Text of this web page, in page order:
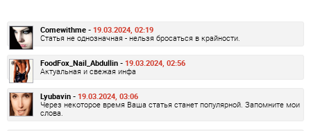
Comewithme - 19.03.2024, 02:19
Статья не однозначная - нельзя бросаться в крайности.
FoodFox_Nail_Abdullin - 19.03.2024, 02:56
Актуальная и свежая инфа
Lyubavin - 19.03.2024, 03:06
Через некоторое время Ваша статья станет популярной. Запомните мои
слова.